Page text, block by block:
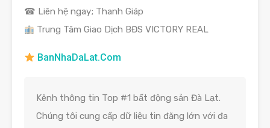
☎ Liên hệ ngay; Thanh Giáp
Trung Tâm Giao Dịch BĐS VICTORY REAL
BanNhaDaLat.Com
Kênh thông tin Top #1 bất động sản Đà Lạt.
Chúng tôi cung cấp dữ liệu tin đăng lớn với đa